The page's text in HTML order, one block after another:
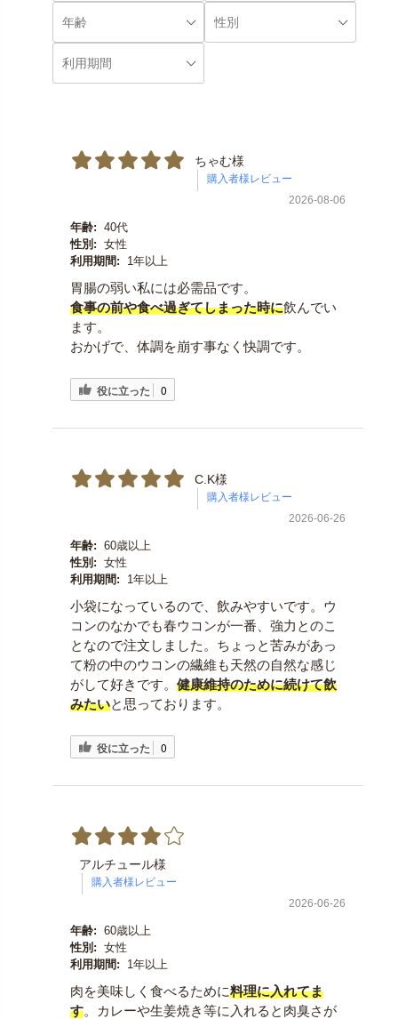
ちゃむ様
2026-08-06
年齢: 40代
性別: 女性
利用期間:
1年以上
胃腸の弱い私には必需品です。
食事の前や食べ過ぎてしまった時に飲んでい
ます。
おかげで、体調を崩す事なく快調です。
役に立った 0
C.K様
2026-06-26
年齢: 60歳以上
性別: 女性
利用期間:
1年以上
小袋になっているので、飲みやすいです。ウ
コンのなかでも春ウコンが一番、強力とのこ
となので注文しました。ちょっと苦みがあっ
て粉の中のウコンの繊維も天然の自然な感じ
がして好きです。 健康維持のために続けて飲
みたいと思っております。
役に立った 0
アルチュール様
2026-06-26
年齢: 60歳以上
性別: 女性
利用期間:
1年以上
肉を美味しく食べるために料理に入れてま
す。カレーや生姜焼き等に入れると肉臭さが